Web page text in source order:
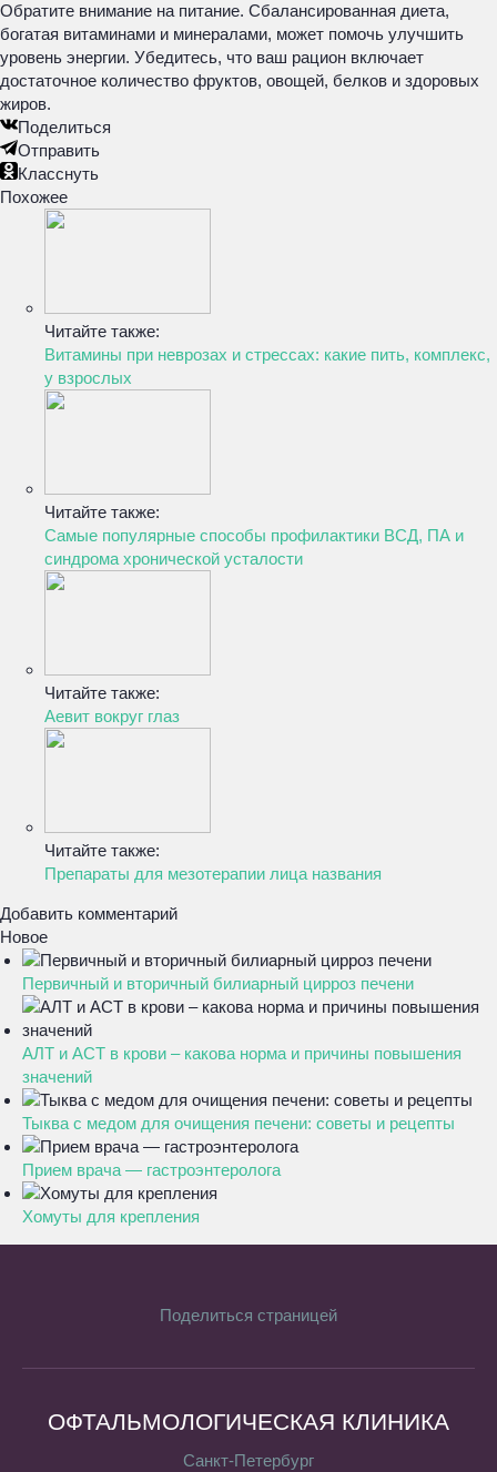
Обратите внимание на питание. Сбалансированная диета,
богатая витаминами и минералами, может помочь улучшить
уровень энергии. Убедитесь, что ваш рацион включает
достаточное количество фруктов, овощей, белков и здоровых
жиров.
Поделиться
Отправить
Класснуть
Похожее
Читайте также:
Витамины при неврозах и стрессах: какие пить, комплекс,
у взрослых
Читайте также:
Самые популярные способы профилактики ВСД, ПА и
синдрома хронической усталости
Читайте также:
Аевит вокруг глаз
Читайте также:
Препараты для мезотерапии лица названия
Добавить комментарий
Новое
Первичный и вторичный билиарный цирроз печени
АЛТ и АСТ в крови – какова норма и причины повышения
значений
Тыква с медом для очищения печени: советы и рецепты
Прием врача — гастроэнтеролога
Хомуты для крепления
Поделиться страницей
ОФТАЛЬМОЛОГИЧЕСКАЯ КЛИНИКА
Санкт-Петербург